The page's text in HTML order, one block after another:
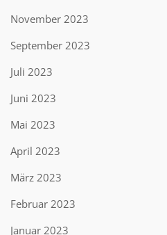
November 2023
September 2023
Juli 2023
Juni 2023
Mai 2023
April 2023
März 2023
Februar 2023
Januar 2023